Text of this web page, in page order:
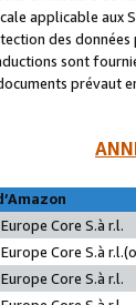
applicable aux
des
sont
prévaut
Core S.à r.l.
Core S.à
Core S.à r.l.